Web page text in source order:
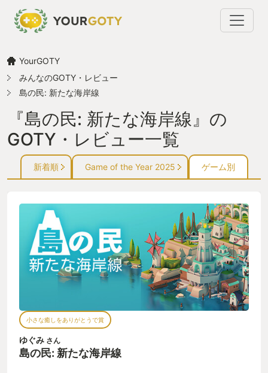
YourGOTY
みんなのGOTY・レビュー
島の民: 新たな海岸線
『島の民: 新たな海岸線』の
GOTY・レビュー一覧
新着順 Game of the Year 2025 ゲーム別
小さな癒しをありがとうで賞
ゆぐみ さん
島の民: 新たな海岸線